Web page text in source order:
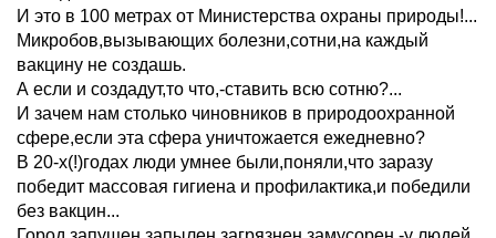
И это в 100 метрах от Министерства охраны природы!...
Микробов,вызывающих болезни,сотни,на каждый
вакцину не создашь.
А если и создадут,то что,-ставить всю сотню?...
И зачем нам столько чиновников в природоохранной
сфере,если эта сфера уничтожается ежедневно?
В 20-х(!)годах люди умнее были,поняли,что заразу
победит массовая гигиена и профилактика,и победили
без вакцин...